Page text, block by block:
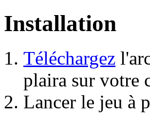
Installation
Téléchargez
plaira sur votre
Lancer le jeu à